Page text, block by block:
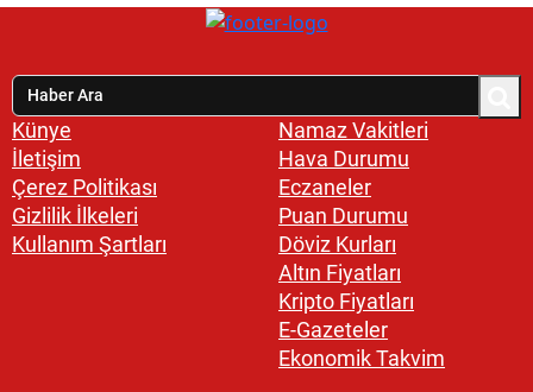
Künye
İletişim
Çerez Politikası
Gizlilik İlkeleri
Kullanım Şartları
Namaz Vakitleri
Hava Durumu
Eczaneler
Puan Durumu
Döviz Kurları
Altın Fiyatları
Kripto Fiyatları
E-Gazeteler
Ekonomik Takvim